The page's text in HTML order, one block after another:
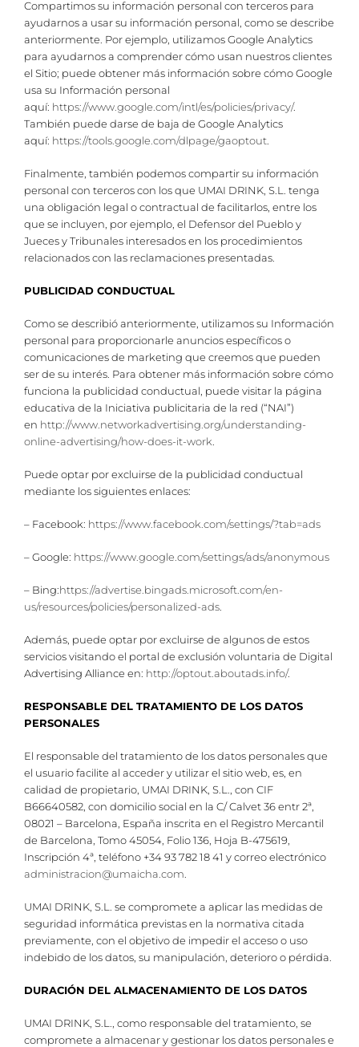
Compartimos su información personal con terceros para
ayudarnos a usar su información personal, como se describe
anteriormente. Por ejemplo, utilizamos Google Analytics
para ayudarnos a comprender cómo usan nuestros clientes
el Sitio; puede obtener más información sobre cómo Google
usa su Información personal
aquí: https://www.google.com/intl/es/policies/privacy/.
También puede darse de baja de Google Analytics
aquí: https://tools.google.com/dlpage/gaoptout
Finalmente, también podemos compartir su información
personal con terceros con los que UMAI DRINK, S.L. tenga
una obligación legal o contractual de facilitarlos, entre los
que se incluyen, por ejemplo, el Defensor del Pueblo y
Jueces y Tribunales interesados en los procedimientos
relacionados con las reclamaciones presentadas.
PUBLICIDAD CONDUCTUAL
Como se describió anteriormente, utilizamos su Información
personal para proporcionarle anuncios específicos o
comunicaciones de marketing que creemos que pueden
ser de su interés. Para obtener más información sobre cómo
funciona la publicidad conductual, puede visitar la página
educativa de la Iniciativa publicitaria de la red (“NAI”)
en http://www.networkadvertising.org/understanding-
online-advertising/how-does-it-work
Puede optar por excluirse de la publicidad conductual
mediante los siguientes enlaces:
– Facebook: https://www.facebook.com/settings/?tab=ads
– Google: https://www.google.com/settings/ads/anonymous
– Bing:https://advertise.bingads.microsoft.com/en-
us/resources/policies/personalized-ads
Además, puede optar por excluirse de algunos de estos
servicios visitando el portal de exclusión voluntaria de Digital
Advertising Alliance en: http://optout.aboutads.info/.
RESPONSABLE DEL TRATAMIENTO DE LOS DATOS
PERSONALES
El responsable del tratamiento de los datos personales que
el usuario facilite al acceder y utilizar el sitio web, es, en
calidad de propietario, UMAI DRINK, S.L., con CIF
B66640582, con domicilio social en la C/ Calvet 36 entr 2ª,
08021 – Barcelona, España inscrita en el Registro Mercantil
de Barcelona, Tomo 45054, Folio 136, Hoja B-475619,
Inscripción 4ª, teléfono +34 93 782 18 41 y correo electrónico
administracion@umaicha.com
UMAI DRINK, S.L. se compromete a aplicar las medidas de
seguridad informática previstas en la normativa citada
previamente, con el objetivo de impedir el acceso o uso
indebido de los datos, su manipulación, deterioro o pérdida.
DURACIÓN DEL ALMACENAMIENTO DE LOS DATOS
UMAI DRINK, S.L., como responsable del tratamiento, se
compromete a almacenar y gestionar los datos personales e